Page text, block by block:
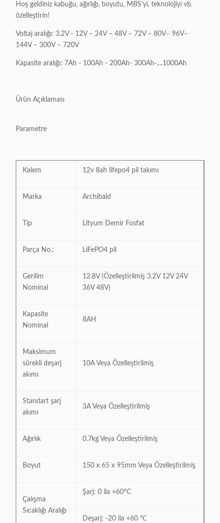
Hoş geldiniz kabuğu, ağırlığı, boyutu, MBS'yi, teknolojiyi vb.
özelleştirin!
Voltaj aralığı: 3.2V - 12V – 24V – 48V – 72V – 80V– 96V–
144V – 300V – 720V
Kapasite aralığı: 7Ah - 100Ah - 200Ah- 300Ah-....1000Ah
Ürün Açıklaması
Parametre
Kalem 12v 8ah lifepo4 pil takımı
Marka Archibald
Tip Lityum Demir Fosfat
Parça No.: LiFePO4 pil
Gerilim
Nominal
12.8V (Özelleştirilmiş 3.2V 12V 24V
36V 48V)
Kapasite
Nominal
8AH
Maksimum
sürekli deşarj
akımı
10A Veya Özelleştirilmiş
Standart şarj
akımı
3A Veya Özelleştirilmiş
Ağırlık 0.7kg Veya Özelleştirilmiş
Boyut 150 x 65 x 95mm Veya Özelleştirilmiş
Çalışma
Sıcaklığı Aralığı
Şarj: 0 ila +60°C
Deşarj: -20 ila +60 ℃